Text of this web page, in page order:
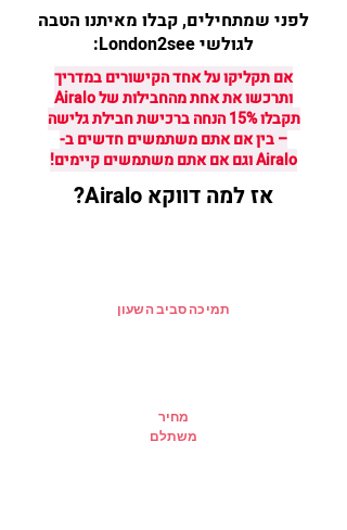
לפני שמתחילים, קבלו מאיתנו הטבה
לגולשי London2see:
אם תקליקו על אחד הקישורים במדריך
ותרכשו את אחת מהחבילות של Airalo
תקבלו 15% הנחה ברכישת חבילת גלישה
– בין אם אתם משתמשים חדשים ב-
Airalo וגם אם אתם משתמשים קיימים!
אז למה דווקא Airalo?
תמיכה סביב השעון
מחיר
משתלם